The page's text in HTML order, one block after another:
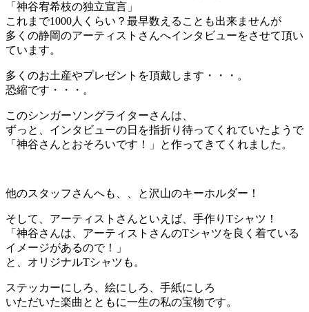
「神谷宥希枝の独立宣言」
これまで1000人くらい？最早数えることも出来ませんが
多くの静岡のアーティストさんへインタビューをさせて頂い
ています。
多くのお土産やプレゼントを頂戴します・・・。
恐縮です・・・。
このシンガーソングライターさんは、
ずっと、インタビューの日を指折り待ってくれていたようで
「神谷さんとおそろいです！」と作ってきてくれました。
他のスタッフさんへも、、と沢山のキーホルダー！
そして、アーティストさんといえば、手作りTシャツ！
「神谷さんは、アーティストさんのTシャツを良く着ている
イメージがあるので！」
と、オリジナルTシャツも。
ステッカーにしろ、絵にしろ、手紙にしろ
いただいた楽曲とともに一生の私の宝物です。